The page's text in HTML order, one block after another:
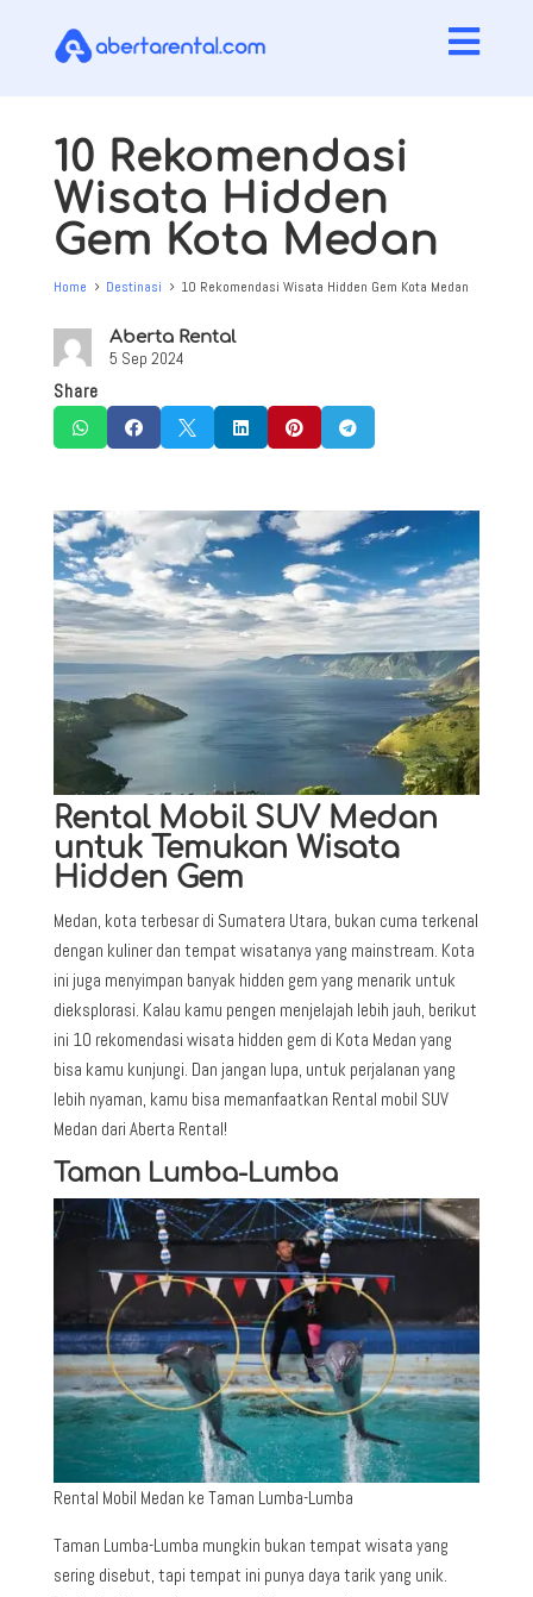

10 Rekomendasi
Wisata Hidden
Gem Kota Medan
Home 5 Destinasi 5 10 Rekomendasi Wisata Hidden Gem Kota Medan
Aberta Rental
5 Sep 2024
Share
     
Rental Mobil SUV Medan
untuk Temukan Wisata
Hidden Gem
Medan, kota terbesar di Sumatera Utara, bukan cuma terkenal
dengan kuliner dan tempat wisatanya yang mainstream. Kota
ini juga menyimpan banyak hidden gem yang menarik untuk
dieksplorasi. Kalau kamu pengen menjelajah lebih jauh, berikut
ini 10 rekomendasi wisata hidden gem di Kota Medan yang
bisa kamu kunjungi. Dan jangan lupa, untuk perjalanan yang
lebih nyaman, kamu bisa memanfaatkan Rental mobil SUV
Medan dari Aberta Rental!
Taman Lumba-Lumba
Rental Mobil Medan ke Taman Lumba-Lumba
Taman Lumba-Lumba mungkin bukan tempat wisata yang
sering disebut, tapi tempat ini punya daya tarik yang unik.